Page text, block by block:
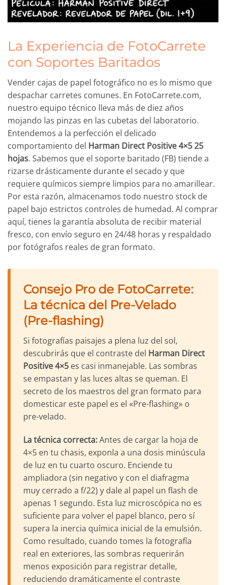
La Experiencia de FotoCarrete
con Soportes Baritados
Vender cajas de papel fotográfico no es lo mismo que
despachar carretes comunes. En FotoCarrete.com,
nuestro equipo técnico lleva más de diez años
mojando las pinzas en las cubetas del laboratorio.
Entendemos a la perfección el delicado
comportamiento del Harman Direct Positive 4×5 25
hojas. Sabemos que el soporte baritado (FB) tiende a
rizarse drásticamente durante el secado y que
requiere químicos siempre limpios para no amarillear.
Por esta razón, almacenamos todo nuestro stock de
papel bajo estrictos controles de humedad. Al comprar
aquí, tienes la garantía absoluta de recibir material
fresco, con envío seguro en 24/48 horas y respaldado
por fotógrafos reales de gran formato.
Consejo Pro de FotoCarrete:
La técnica del Pre-Velado
(Pre-flashing)
Si fotografías paisajes a plena luz del sol,
descubrirás que el contraste del Harman Direct
Positive 4×5 es casi inmanejable. Las sombras
se empastan y las luces altas se queman. El
secreto de los maestros del gran formato para
domesticar este papel es el «Pre-flashing» o
pre-velado.
La técnica correcta:Antes de cargar la hoja de
4×5 en tu chasis, exponla a una dosis minúscula
de luz en tu cuarto oscuro. Enciende tu
ampliadora (sin negativo y con el diafragma
muy cerrado a f/22) y dale al papel un flash de
apenas 1 segundo. Esta luz microscópica no es
suficiente para volver el papel blanco, pero sí
supera la inercia química inicial de la emulsión.
Como resultado, cuando tomes la fotografía
real en exteriores, las sombras requerirán
menos exposición para registrar detalle,
reduciendo dramáticamente el contraste